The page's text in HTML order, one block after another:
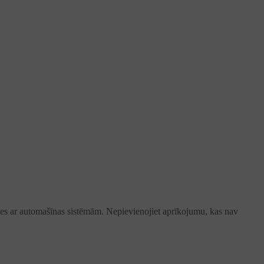
ar automašīnas sistēmām. Nepievienojiet aprīkojumu, kas nav